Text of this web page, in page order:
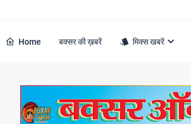
Home बक्सर की ख़बरें मिक्स खबरें